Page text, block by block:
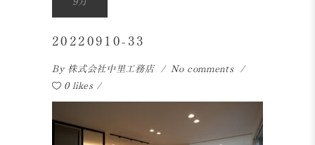
20220910-33
By 株式会社中里工務店
No comments
0 likes